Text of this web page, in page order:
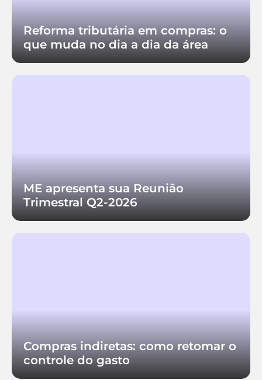
Reforma tributária em compras: o
que muda no dia a dia da área
ME apresenta sua Reunião
Trimestral Q2-2026
Compras indiretas: como retomar o
controle do gasto